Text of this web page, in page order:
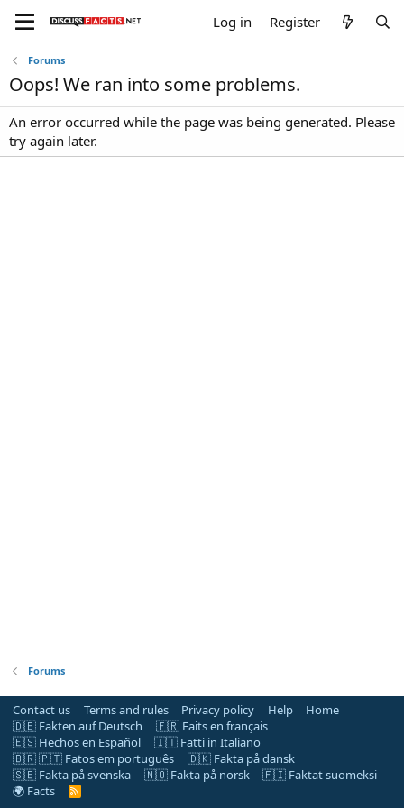
Log in Register
Forums
Oops! We ran into some problems.
An error occurred while the page was being generated. Please
try again later.
Forums
Contact us Terms and rules Privacy policy Help
Home
🇩🇪 Fakten auf Deutsch
🇫🇷 Faits en français
🇪🇸 Hechos en Español
🇮🇹 Fatti in Italiano
🇧🇷 🇵🇹 Fatos em português
🇩🇰 Fakta på dansk
🇸🇪 Fakta på svenska
🇳🇴 Fakta på norsk
🇫🇮 Faktat suomeksi
🌍 Facts
R